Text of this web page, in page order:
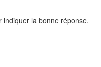
indiquer la bonne réponse.